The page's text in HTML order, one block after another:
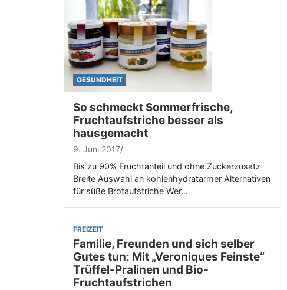
GESUNDHEIT
So schmeckt Sommerfrische,
Fruchtaufstriche besser als
hausgemacht
9. Juni 2017
Bis zu 90% Fruchtanteil und ohne Zuckerzusatz
Breite Auswahl an kohlenhydratarmer Alternativen
für süße Brotaufstriche Wer…
FREIZEIT
Familie, Freunden und sich selber
Gutes tun: Mit „Veroniques Feinste“
Trüffel-Pralinen und Bio-
Fruchtaufstrichen